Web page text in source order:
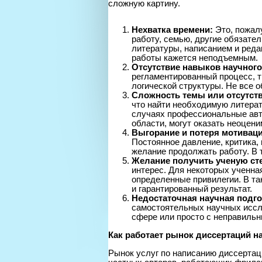
сложную картину.
Нехватка времени: Это,
работу, семью, другие
литературы, написанием и
работы кажется неподъемным.
Отсутствие навыков
регламентированный процесс,
логической структуры. Не все
Сложность темы или
что найти необходимую
случаях профессиональные
области, могут оказать
Выгорание и потеря
Постоянное давление,
желание продолжать работу. В
Желание получить ученую
интерес. Для некоторых
определенные привилегии. В
и гарантированный результат.
Недостаточная научная
самостоятельных научных
сфере или просто с
Как работает рынок диссертаций
Рынок услуг по написанию